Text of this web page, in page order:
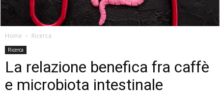
Home Ricerca
Ricerca
La relazione benefica fra caffè
e microbiota intestinale